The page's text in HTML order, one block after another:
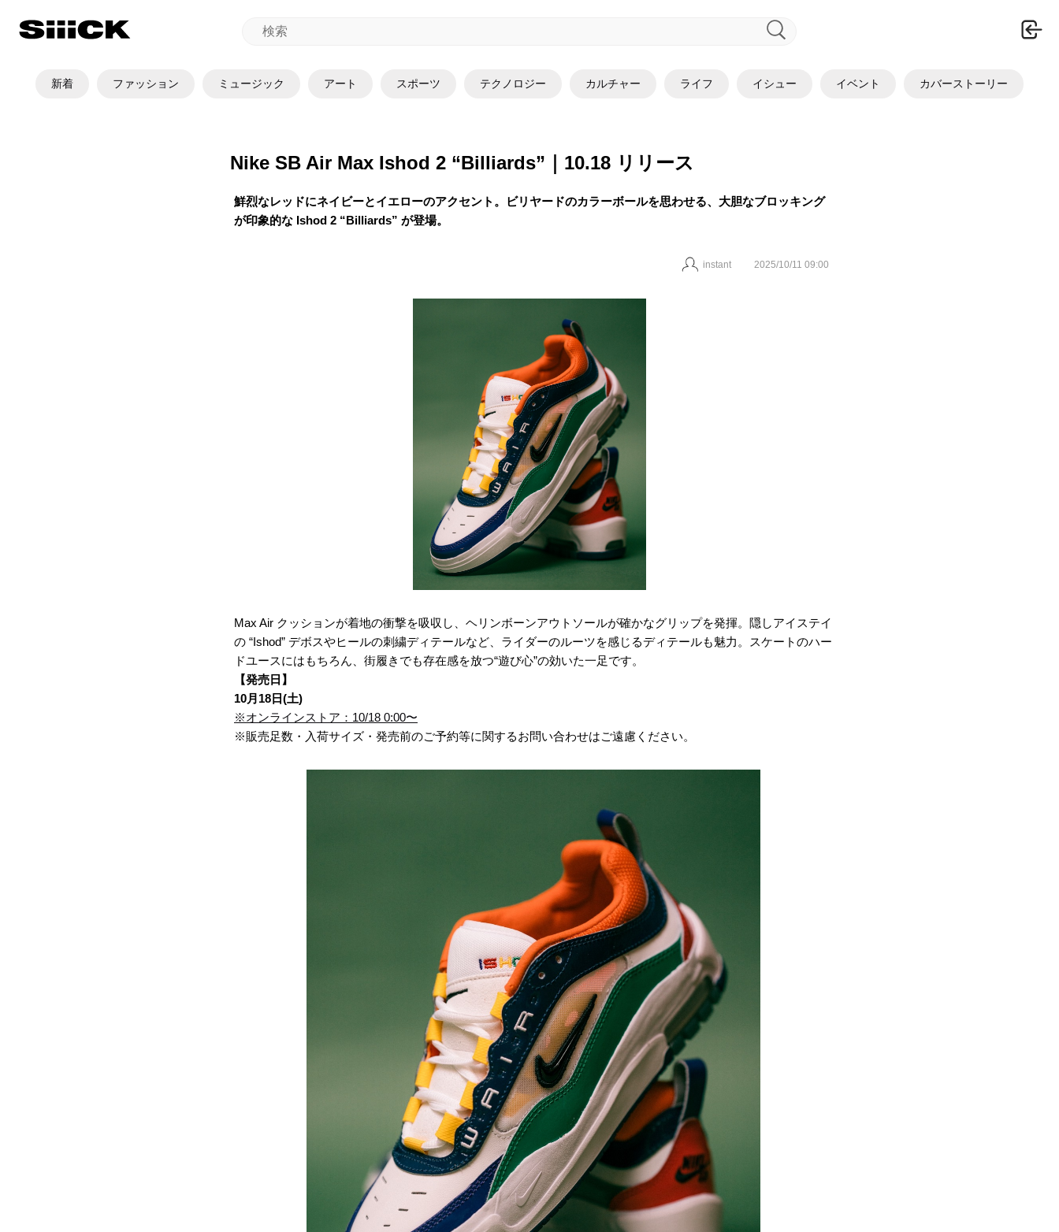
新着 ファッション ミュージック アート スポーツ テクノロジー カルチャー ライフ イシュー イベント カバーストーリー
Nike SB Air Max Ishod 2 “Billiards”｜10.18 リリース
鮮烈なレッドにネイビーとイエローのアクセント。ビリヤードのカラーボールを思わせる、大胆なブロッキング
が印象的な Ishod 2 “Billiards” が登場。
instant 2025/10/11 09:00
Max Air クッションが着地の衝撃を吸収し、ヘリンボーンアウトソールが確かなグリップを発揮。隠しアイステイ
の “Ishod” デボスやヒールの刺繍ディテールなど、ライダーのルーツを感じるディテールも魅力。スケートのハー
ドユースにはもちろん、街履きでも存在感を放つ“遊び心”の効いた一足です。
【発売日】
10月18日(土)
※オンラインストア：10/18 0:00〜
※販売足数・入荷サイズ・発売前のご予約等に関するお問い合わせはご遠慮ください。